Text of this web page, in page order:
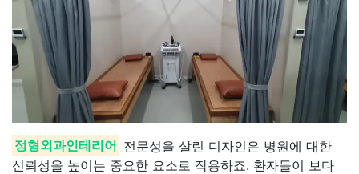
정형외과인테리어 전문성을 살린 디자인은 병원에 대한
신뢰성을 높이는 중요한 요소로 작용하죠. 환자들이 보다